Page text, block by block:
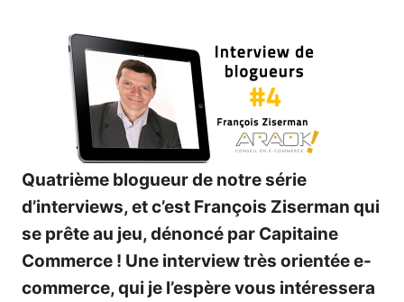
Quatrième blogueur de notre série
d’interviews, et c’est François Ziserman qui
se prête au jeu, dénoncé par Capitaine
Commerce ! Une interview très orientée e-
commerce, qui je l’espère vous intéressera